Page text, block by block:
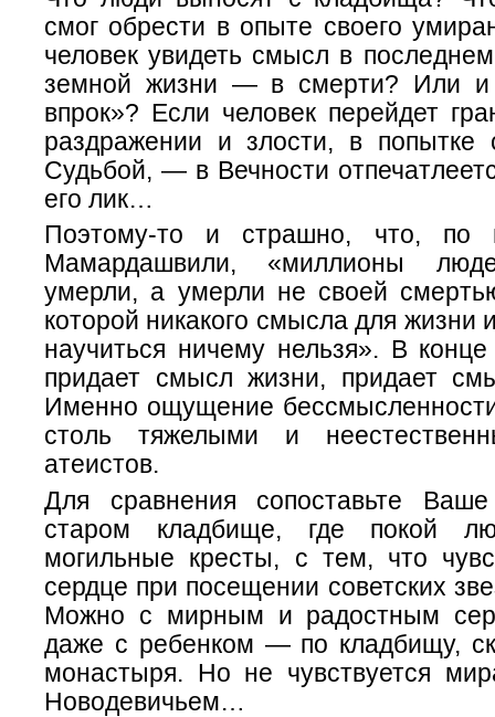
смог обрести в опыте своего
человек увидеть смысл в
земной жизни — в смерти? Или
впрок»? Если человек перейдет
раздражении и злости, в попытке
Судьбой, — в Вечности
его лик…
Поэтому-то и страшно, что, по
Мамардашвили, «миллионы
умерли, а умерли не своей
которой никакого смысла для жизни
научиться ничему нельзя». В
придает смысл жизни, придает
Именно ощущение
столь тяжелыми и
атеистов.
Для сравнения сопоставьте
старом кладбище, где покой
могильные кресты, с тем, что
сердце при посещении советских
Можно с мирным и радостным
даже с ребенком — по кладбищу,
монастыря. Но не чувствуется
Новодевичьем…